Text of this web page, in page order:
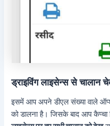
ड्राइविंग लाइसेन्स से चालान
इसमें आप अपने डीएल संख्या वाले
को डालना है। जिसके बाद आप